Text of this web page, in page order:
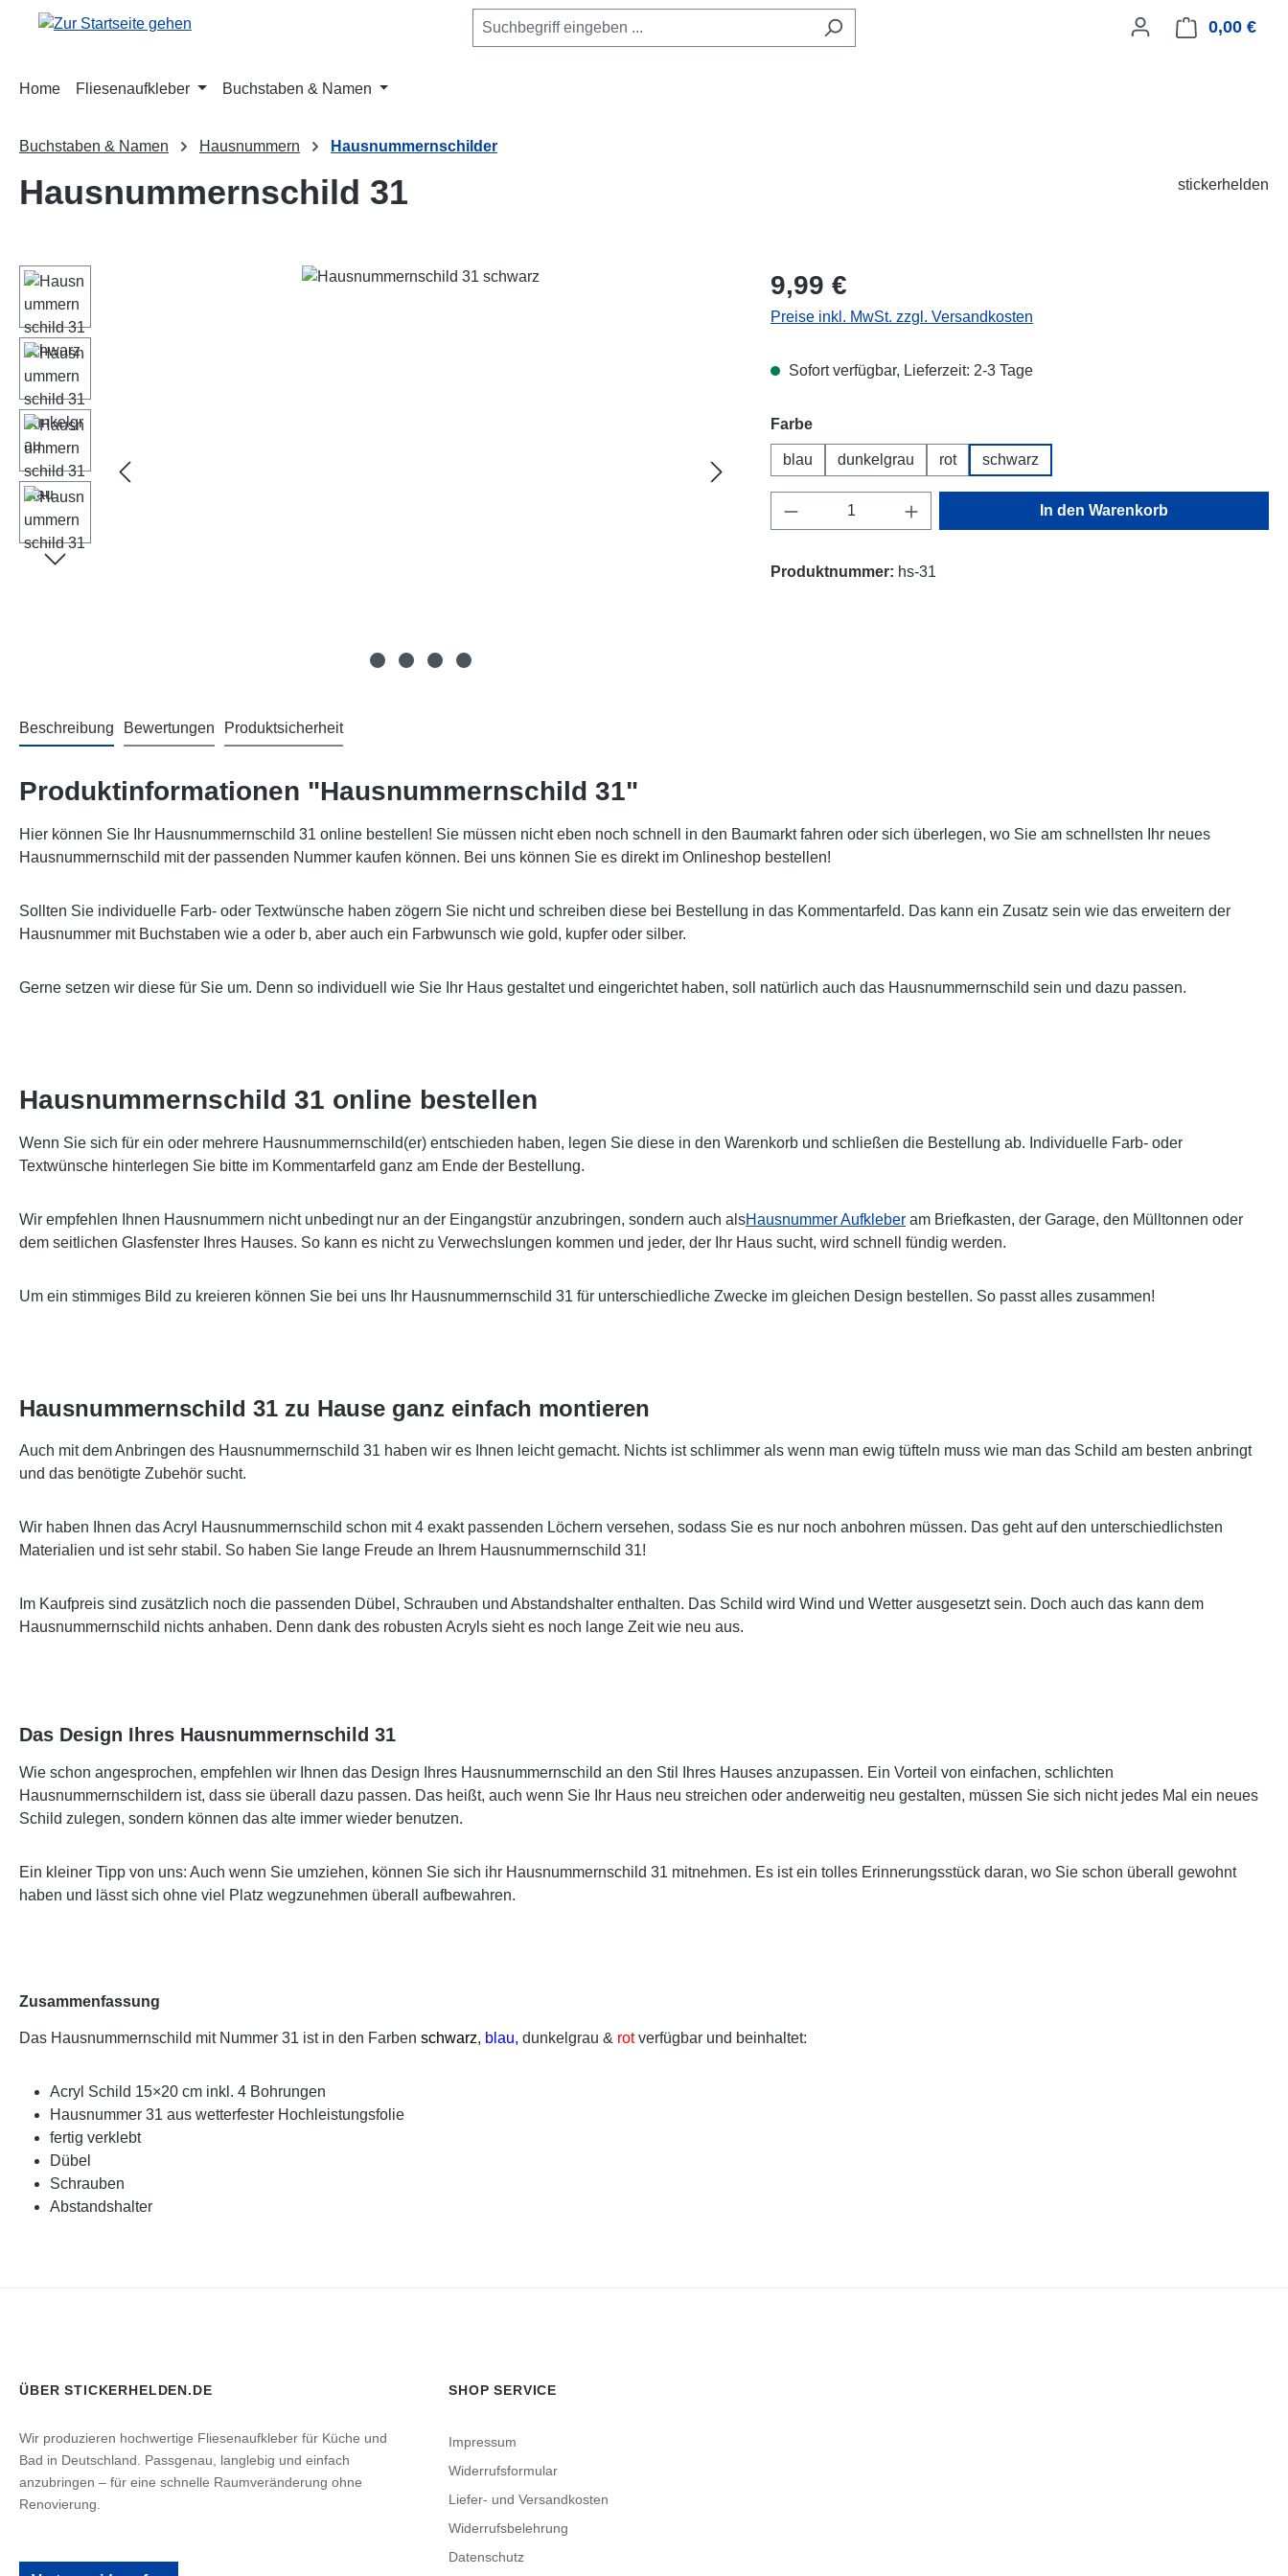
Hauptinhalt springen
Zur Suche springen
Zur Hauptnavigation springen 0,00 €
Home Fliesenaufkleber Buchstaben & Namen
Buchstaben & Namen Hausnummern Hausnummernschilder
Hausnummernschild 31 stickerhelden
Bildergalerie überspringen Regulärer Preis:
9,99 €
Preise inkl. MwSt. zzgl. Versandkosten
Sofort verfügbar, Lieferzeit: 2-3 Tage
Farbe
blau dunkelgrau rot schwarz
Produkt Anzahl: Gib den gewünschten Wert ein
In den Warenkorb
Produktnummer: hs-31
Beschreibung Bewertungen Produktsicherheit
Produktinformationen "Hausnummernschild 31"
Hier können Sie Ihr Hausnummernschild 31 online bestellen! Sie müssen nicht eben noch schnell in den Baumarkt fahren oder sich überlegen, wo Sie am schnellsten Ihr neues
Hausnummernschild mit der passenden Nummer kaufen können. Bei uns können Sie es direkt im Onlineshop bestellen!
Sollten Sie individuelle Farb- oder Textwünsche haben zögern Sie nicht und schreiben diese bei Bestellung in das Kommentarfeld. Das kann ein Zusatz sein wie das erweitern der
Hausnummer mit Buchstaben wie a oder b, aber auch ein Farbwunsch wie gold, kupfer oder silber.
Gerne setzen wir diese für Sie um. Denn so individuell wie Sie Ihr Haus gestaltet und eingerichtet haben, soll natürlich auch das Hausnummernschild sein und dazu passen.
Hausnummernschild 31 online bestellen
Wenn Sie sich für ein oder mehrere Hausnummernschild(er) entschieden haben, legen Sie diese in den Warenkorb und schließen die Bestellung ab. Individuelle Farb- oder
Textwünsche hinterlegen Sie bitte im Kommentarfeld ganz am Ende der Bestellung.
Wir empfehlen Ihnen Hausnummern nicht unbedingt nur an der Eingangstür anzubringen, sondern auch alsHausnummer Aufkleber am Briefkasten, der Garage, den Mülltonnen oder
dem seitlichen Glasfenster Ihres Hauses. So kann es nicht zu Verwechslungen kommen und jeder, der Ihr Haus sucht, wird schnell fündig werden.
Um ein stimmiges Bild zu kreieren können Sie bei uns Ihr Hausnummernschild 31 für unterschiedliche Zwecke im gleichen Design bestellen. So passt alles zusammen!
Hausnummernschild 31 zu Hause ganz einfach montieren
Auch mit dem Anbringen des Hausnummernschild 31 haben wir es Ihnen leicht gemacht. Nichts ist schlimmer als wenn man ewig tüfteln muss wie man das Schild am besten anbringt
und das benötigte Zubehör sucht.
Wir haben Ihnen das Acryl Hausnummernschild schon mit 4 exakt passenden Löchern versehen, sodass Sie es nur noch anbohren müssen. Das geht auf den unterschiedlichsten
Materialien und ist sehr stabil. So haben Sie lange Freude an Ihrem Hausnummernschild 31!
Im Kaufpreis sind zusätzlich noch die passenden Dübel, Schrauben und Abstandshalter enthalten. Das Schild wird Wind und Wetter ausgesetzt sein. Doch auch das kann dem
Hausnummernschild nichts anhaben. Denn dank des robusten Acryls sieht es noch lange Zeit wie neu aus.
Das Design Ihres Hausnummernschild 31
Wie schon angesprochen, empfehlen wir Ihnen das Design Ihres Hausnummernschild an den Stil Ihres Hauses anzupassen. Ein Vorteil von einfachen, schlichten
Hausnummernschildern ist, dass sie überall dazu passen. Das heißt, auch wenn Sie Ihr Haus neu streichen oder anderweitig neu gestalten, müssen Sie sich nicht jedes Mal ein neues
Schild zulegen, sondern können das alte immer wieder benutzen.
Ein kleiner Tipp von uns: Auch wenn Sie umziehen, können Sie sich ihr Hausnummernschild 31 mitnehmen. Es ist ein tolles Erinnerungsstück daran, wo Sie schon überall gewohnt
haben und lässt sich ohne viel Platz wegzunehmen überall aufbewahren.
Zusammenfassung
Das Hausnummernschild mit Nummer 31 ist in den Farben schwarz, blau, dunkelgrau & rotverfügbar und beinhaltet:
Acryl Schild 15×20 cm inkl. 4 Bohrungen
Hausnummer 31 aus wetterfester Hochleistungsfolie
fertig verklebt
Dübel
Schrauben
Abstandshalter
ÜBER STICKERHELDEN.DE
Wir produzieren hochwertige Fliesenaufkleber für Küche und
Bad in Deutschland. Passgenau, langlebig und einfach
anzubringen – für eine schnelle Raumveränderung ohne
Renovierung.
SHOP SERVICE
Impressum
Widerrufsformular
Liefer- und Versandkosten
Widerrufsbelehrung
Datenschutz